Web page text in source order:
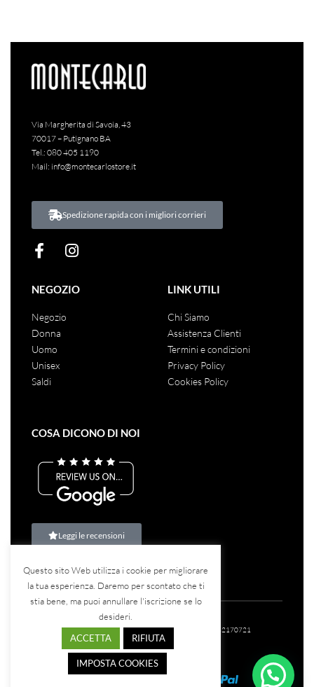
Via Margherita di Savoia, 43
70017 – Putignano BA
Tel.: 080 405 1190
Mail: info@montecarlostore.it
Spedizione rapida con i migliori corrieri
NEGOZIO
Negozio
Donna
Uomo
Unisex
Saldi
LINK UTILI
Chi Siamo
Assistenza Clienti
Termini e condizioni
Privacy Policy
Cookies Policy
COSA DICONO DI NOI
Leggi le recensioni
©2023Teina Srl– Tutti i diritti riservati – P.IVA: 07582170721
Questo sito Web utilizza i cookie per migliorare
la tua esperienza. Daremo per scontato che ti
stia bene, ma puoi annullare l'iscrizione se lo
desideri.
ACCETTA
RIFIUTA
IMPOSTA COOKIES